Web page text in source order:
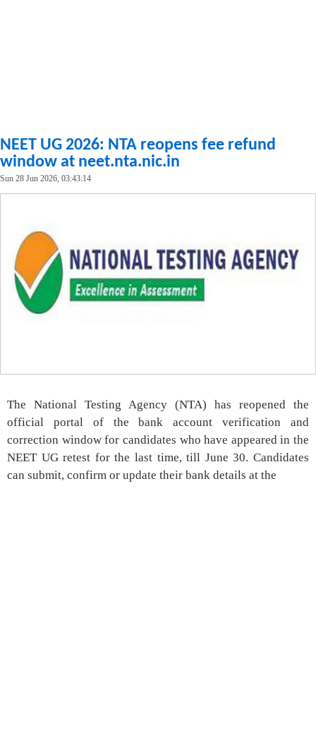
NEET UG 2026: NTA reopens fee refund
window at neet.nta.nic.in
Sun 28 Jun 2026, 03:43:14
The National Testing Agency (NTA) has reopened the
official portal of the bank account verification and
correction window for candidates who have appeared in the
NEET UG retest for the last time, till June 30. Candidates
can submit, confirm or update their bank details at the